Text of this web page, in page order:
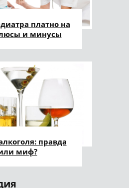
платно на
и минусы
правда
миф?